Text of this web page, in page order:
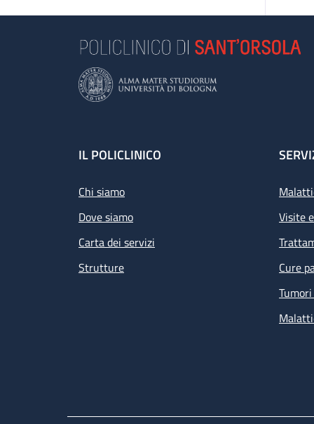
Footer
IL POLICLINICO
Chi siamo
Dove siamo
Carta dei servizi
Strutture
Visite
Cure